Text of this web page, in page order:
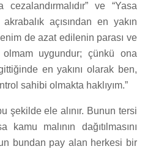
ve “Yasa
açısından en yakın
de azat edilenin parası ve
uygundur; çünkü ona
en yakını olarak ben,
sahibi olmakta haklıyım.”
şekilde ele alınır. Bunun tersi
malının dağıtılmasını
bundan pay alan herkesi bir